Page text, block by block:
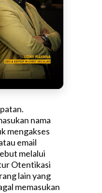
nama
mengakses
email
melalui
Otentikasi
lain yang
memasukan